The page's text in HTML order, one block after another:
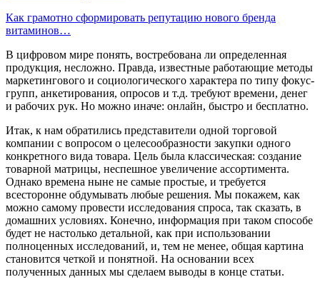
Как грамотно сформировать репутацию нового бренда
витаминов…
В цифровом мире понять, востребована ли определенная
продукция, несложно. Правда, известные работающие методы
маркетингового и социологического характера по типу фокус-
групп, анкетирования, опросов и т.д. требуют времени, денег
и рабочих рук. Но можно иначе: онлайн, быстро и бесплатно.
Итак, к нам обратились представители одной торговой
компании с вопросом о целесообразности закупки одного
конкретного вида товара. Цель была классическая: создание
товарной матрицы, неспешное увеличение ассортимента.
Однако времена ныне не самые простые, и требуется
всесторонне обдумывать любые решения. Мы покажем, как
можно самому провести исследования спроса, так сказать, в
домашних условиях. Конечно, информация при таком способе
будет не настолько детальной, как при использовании
полноценных исследований, и, тем не менее, общая картина
становится четкой и понятной. На основании всех
полученных данных мы сделаем выводы в конце статьи.